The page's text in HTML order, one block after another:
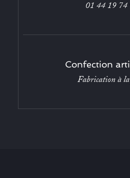
01 44 19 74
Confection
Fabrication à la